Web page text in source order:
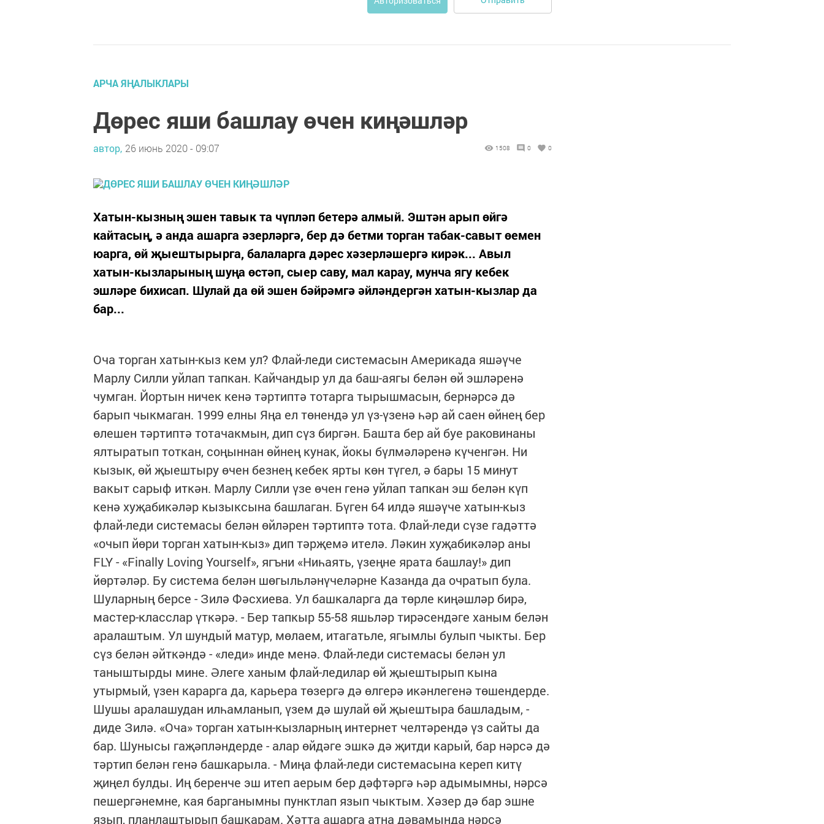
АРЧА ЯҢАЛЫКЛАРЫ
Дөрес яши башлау өчен киңәшләр
автор, 26 июнь 2020 - 09:07 1508 0 0
Хатын-кызның эшен тавык та чүпләп бетерә алмый. Эштән арып өйгә
кайтасың, ә анда ашарга әзерләргә, бер дә бетми торган табак-савыт өемен
юарга, өй җыештырырга, балаларга дәрес хәзерләшергә кирәк... Авыл
хатын-кызларының шуңа өстәп, сыер саву, мал карау, мунча ягу кебек
эшләре бихисап. Шулай да өй эшен бәйрәмгә әйләндергән хатын-кызлар да
бар...
Оча торган хатын-кыз кем ул? Флай-леди системасын Америкада яшәүче
Марлу Силли уйлап тапкан. Кайчандыр ул да баш-­аягы белән өй эшләренә
чумган. Йортын ничек кенә тәртиптә тотарга тырышмасын, бернәрсә дә
барып чыкмаган. 1999 елны Яңа ел төнендә ул үз-үзенә һәр ай саен өйнең бер
өлешен тәртиптә тотачакмын, дип сүз биргән. Башта бер ай буе раковинаны
ялтыратып тоткан, соңыннан өйнең кунак, йокы бүлмәләренә күченгән. Ни
кызык, өй җыештыру өчен безнең кебек ярты көн түгел, ә бары 15 минут
вакыт сарыф иткән. Марлу Силли үзе өчен генә уйлап тапкан эш белән күп
кенә хуҗабикәләр кызыксына башлаган. Бүген 64 илдә яшәүче хатын-кыз
флай-леди системасы бе­лән өйләрен тәртиптә тота. Флай-леди сүзе ­гадәттә
«очып йөри торган хатын-­кыз» дип тәрҗемә ителә. Ләкин хуҗабикәләр аны
FLY - «Finally Loving Yourself», ягъни «Ниһаять, үзеңне ярата башлау!» дип
йөртәләр. Бу система белән шөгыльләнүчеләрне Казанда да очратып була.
Шуларның берсе - Зилә Фәсхиева. Ул башкаларга да төрле киңәшләр бирә,
мастер-класслар үткәрә. - Бер тапкыр 55-58 яшь­ләр тирәсендәге ханым белән
аралаштым. Ул шундый матур, мөлаем, итагатьле, ягымлы булып чык­ты. Бер
сүз белән әйткәндә - «леди» инде менә. Флай-леди системасы белән ул
таныштырды мине. Әлеге ханым флай-ледилар өй җыештырып кына
утырмый, үзен карарга да, карьера ­төзергә дә өлгерә икәнлегенә төшендерде.
Шушы аралашудан илһамланып, үзем дә шулай өй җыеш­тыра башладым, -
диде Зилә. «Оча» торган хатын-кызларның интернет челтәрендә үз сайты да
бар. Шунысы гаҗәпләндерде - алар өйдәге эшкә дә җитди карый, бар нәрсә дә
тәртип белән генә башкарыла. - Миңа флай-леди системасына кереп китү
җиңел булды. Иң беренче эш итеп аерым бер дәфтәргә һәр адымымны, нәрсә
пешергәнемне, кая барганымны пунктлап язып чыктым. Хәзер дә бар эшне
язып, планлаштырып башкарам. Хәтта ашарга атна дәвамында нәрсә